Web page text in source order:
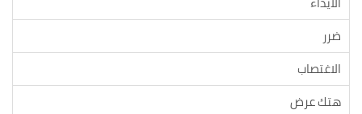
ضرر
الاغتصاب
هتك عرض